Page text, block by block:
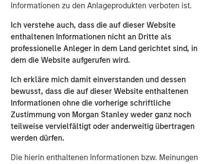
Informationen zu den Anlageprodukten verboten ist.
Ich verstehe auch, dass die auf dieser Website
enthaltenen Informationen nicht an Dritte als
professionelle Anleger in dem Land gerichtet sind, in
dem die Website aufgerufen wird.
Ich erkläre mich damit einverstanden und dessen
bewusst, dass die auf dieser Website enthaltenen
Informationen ohne die vorherige schriftliche
Zustimmung von Morgan Stanley weder ganz noch
teilweise vervielfältigt oder anderweitig übertragen
werden dürfen.
Die hierin enthaltenen Informationen bzw. Meinungen
comparable IOS parcels available in the region. Oldcastle
has operated at this location for over 30 years.
“By shifting property expenses, taxes, and maintenance
obligations to the tenant, net lease structures mitigate
real estate owners’ exposure to volatility and unexpected
costs, making net lease cash flows among the most
predictable in real estate,” said Lauren Hochfelder, Co-
CEO of Morgan Stanley Real Estate Investing. “Beyond the
benefits of net lease, we expect U.S. industrial to benefit
from the continued supply chain realignment, including
increased onshoring of manufacturing.”
About Morgan Stanley Real Estate Investing